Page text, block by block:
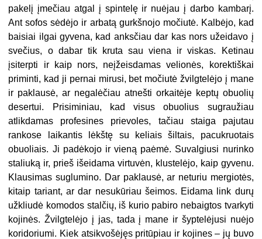
pakelį įmečiau atgal į spintelę ir nuėjau į darbo kambarį.
Ant sofos sėdėjo ir arbatą gurkšnojo močiutė. Kalbėjo, kad
baisiai ilgai gyvena, kad anksčiau dar kas nors užeidavo į
svečius, o dabar tik kruta sau viena ir viskas. Ketinau
įsiterpti ir kaip nors, neįžeisdamas velionės, korektiškai
priminti, kad ji pernai mirusi, bet močiutė žvilgtelėjo į mane
ir paklausė, ar negalėčiau atnešti orkaitėje keptų obuolių
desertui. Prisiminiau, kad visus obuolius sugraužiau
atlikdamas profesines prievoles, tačiau staiga pajutau
rankose laikantis lėkštę su keliais šiltais, pacukruotais
obuoliais. Ji padėkojo ir vieną paėmė. Suvalgiusi nurinko
staliuką ir, prieš išeidama virtuvėn, klustelėjo, kaip gyvenu.
Klausimas suglumino. Dar paklausė, ar neturiu mergiotės,
kitaip tariant, ar dar nesukūriau šeimos. Eidama link durų
užkliudė komodos stalčių, iš kurio pabiro nebaigtos tvarkyti
kojinės. Žvilgtelėjo į jas, tada į mane ir šyptelėjusi nuėjo
koridoriumi. Kiek atsikvošėjęs pritūpiau ir kojines – jų buvo